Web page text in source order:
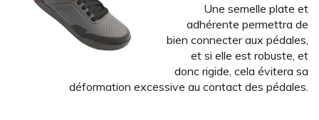
Une semelle plate et
adhérente permettra de
bien connecter aux pédales,
et si elle est robuste, et
donc rigide, cela évitera sa
déformation excessive au contact des pédales.